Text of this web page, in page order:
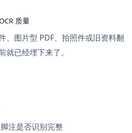
质量
、图片型 PDF、拍照件或旧资料翻
就已经埋下来了。
注是否识别完整